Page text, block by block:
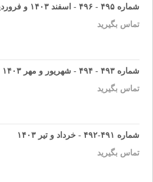
شماره ۴۹۵ - ۴۹۶ - اسفند ۱۴۰۳ و فروردین ۱۴۰۴
تماس بگیرید
شماره ۴۹۳ - ۴۹۴ - شهریور و مهر ۱۴۰۳
تماس بگیرید
شماره ۴۹۱-۴۹۲ - خرداد و تیر ۱۴۰۳
تماس بگیرید